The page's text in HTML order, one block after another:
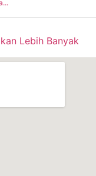
Lebih Banyak